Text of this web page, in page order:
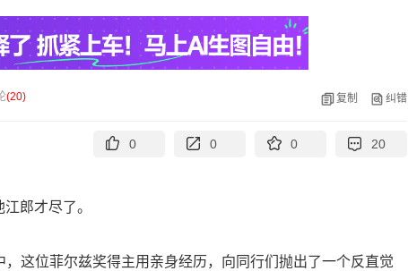
(20) 复制 纠错
0 0 0 20
郎才尽了。
这位菲尔兹奖得主用亲身经历，向同行们抛出了一个反直觉